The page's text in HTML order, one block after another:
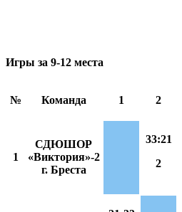
Игры за 9-12 места
№ Команда 1 2
1
СДЮШОР
«Виктория»-2
г. Бреста
33:21
2